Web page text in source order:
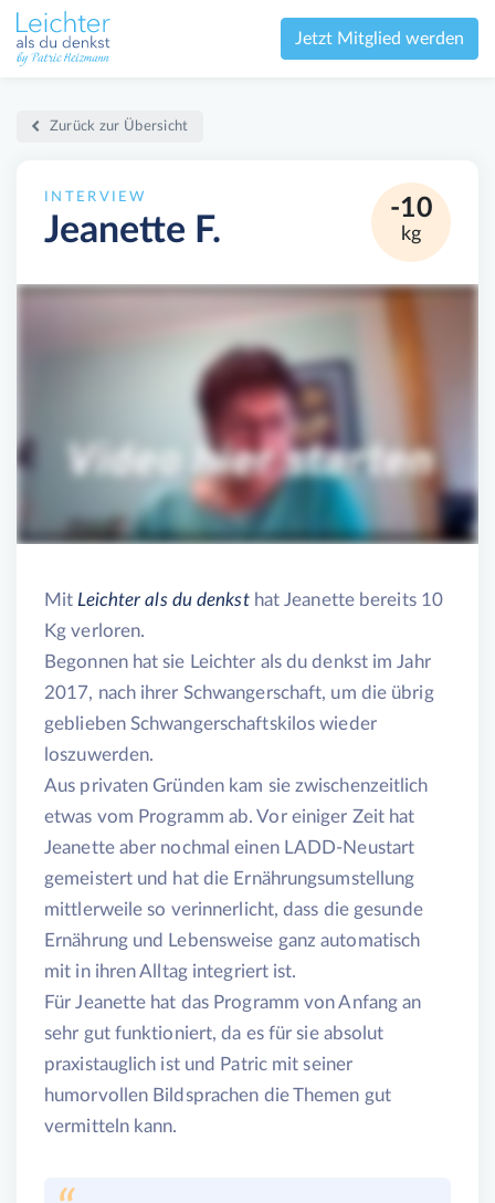
Jetzt Mitglied werden
Zurück zur Übersicht
INTERVIEW
Jeanette F.
-10
kg
Jeanette F.
Mit Leichter als du denksthat Jeanette bereits 10
Kg verloren.
Begonnen hat sie Leichter als du denkst im Jahr
2017, nach ihrer Schwangerschaft, um die übrig
geblieben Schwangerschaftskilos wieder
loszuwerden.
Aus privaten Gründen kam sie zwischenzeitlich
etwas vom Programm ab. Vor einiger Zeit hat
Jeanette aber nochmal einen LADD-Neustart
gemeistert und hat die Ernährungsumstellung
mittlerweile so verinnerlicht, dass die gesunde
Ernährung und Lebensweise ganz automatisch
mit in ihren Alltag integriert ist.
Für Jeanette hat das Programm von Anfang an
sehr gut funktioniert, da es für sie absolut
praxistauglich ist und Patric mit seiner
humorvollen Bildsprachen die Themen gut
vermitteln kann.